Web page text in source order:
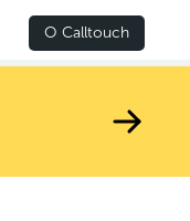
О Calltouch